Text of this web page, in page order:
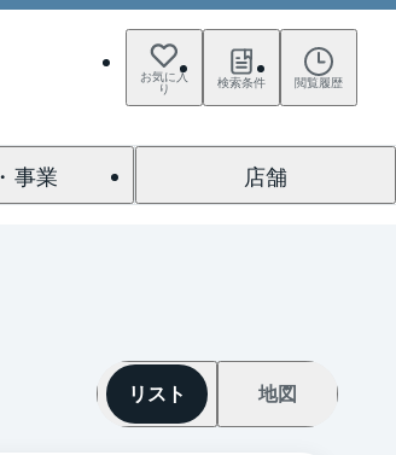
お気に入
り 検索条件 閲覧履歴
事業 店舗
リスト 地図